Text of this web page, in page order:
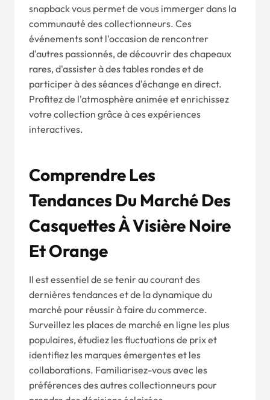
snapback vous permet de vous immerger dans la
communauté des collectionneurs. Ces
événements sont l'occasion de rencontrer
d'autres passionnés, de découvrir des chapeaux
rares, d'assister à des tables rondes et de
participer à des séances d'échange en direct.
Profitez de l'atmosphère animée et enrichissez
votre collection grâce à ces expériences
interactives.
Comprendre Les
Tendances Du Marché Des
Casquettes À Visière Noire
Et Orange
Il est essentiel de se tenir au courant des
dernières tendances et de la dynamique du
marché pour réussir à faire du commerce.
Surveillez les places de marché en ligne les plus
populaires, étudiez les fluctuations de prix et
identifiez les marques émergentes et les
collaborations. Familiarisez-vous avec les
préférences des autres collectionneurs pour